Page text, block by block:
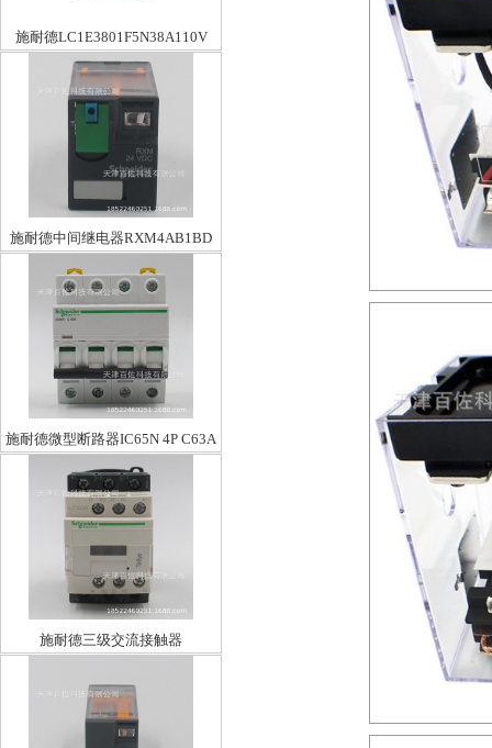
施耐德LC1E3801F5N38A110V
施耐德中间继电器RXM4AB1BD
施耐德微型断路器IC65N 4P C63A
施耐德三级交流接触器
LC1D09M7C